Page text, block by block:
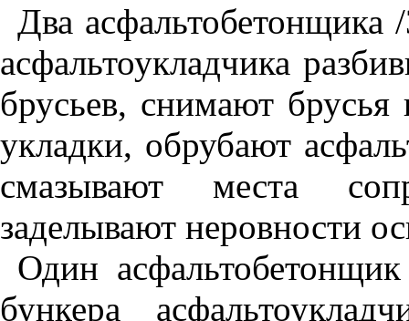
Два асфальтобетонщика
асфальтоукладчика
брусьев, снимают
укладки, обрубают
смазывают места
заделывают неровности
Один
бункера